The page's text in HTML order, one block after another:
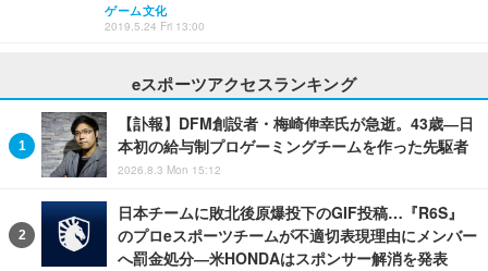
ゲーム文化
2019.5.24 Fri 13:00
eスポーツアクセスランキング
【訃報】DFM創設者・梅崎伸幸氏が急逝。43歳―日
本初の給与制プロゲーミングチームを作った先駆者
2026.8.3 Mon 15:12
日本チームに敗北後原爆投下のGIF投稿…『R6S』
のプロeスポーツチームが不適切表現理由にメンバー
へ罰金処分―米HONDAはスポンサー解消を発表